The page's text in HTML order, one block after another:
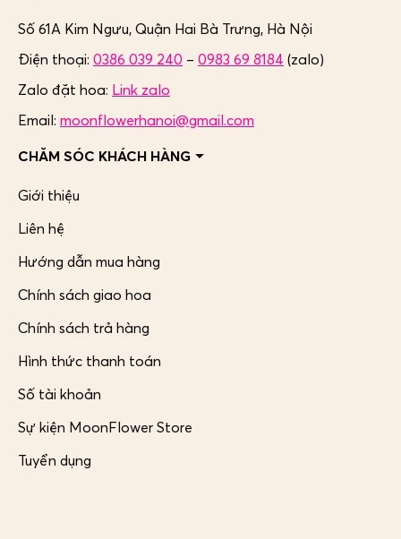
Số 61A Kim Ngưu, Quận Hai Bà Trưng, Hà Nội
Điện thoại: 0386 039 240 – 0983 69 8184 (zalo)
Zalo đặt hoa: Link zalo
Email: moonflowerhanoi@gmail.com
CHĂM SÓC KHÁCH HÀNG
Giới thiệu
Liên hệ
Hướng dẫn mua hàng
Chính sách giao hoa
Chính sách trả hàng
Hình thức thanh toán
Số tài khoản
Sự kiện MoonFlower Store
Tuyển dụng